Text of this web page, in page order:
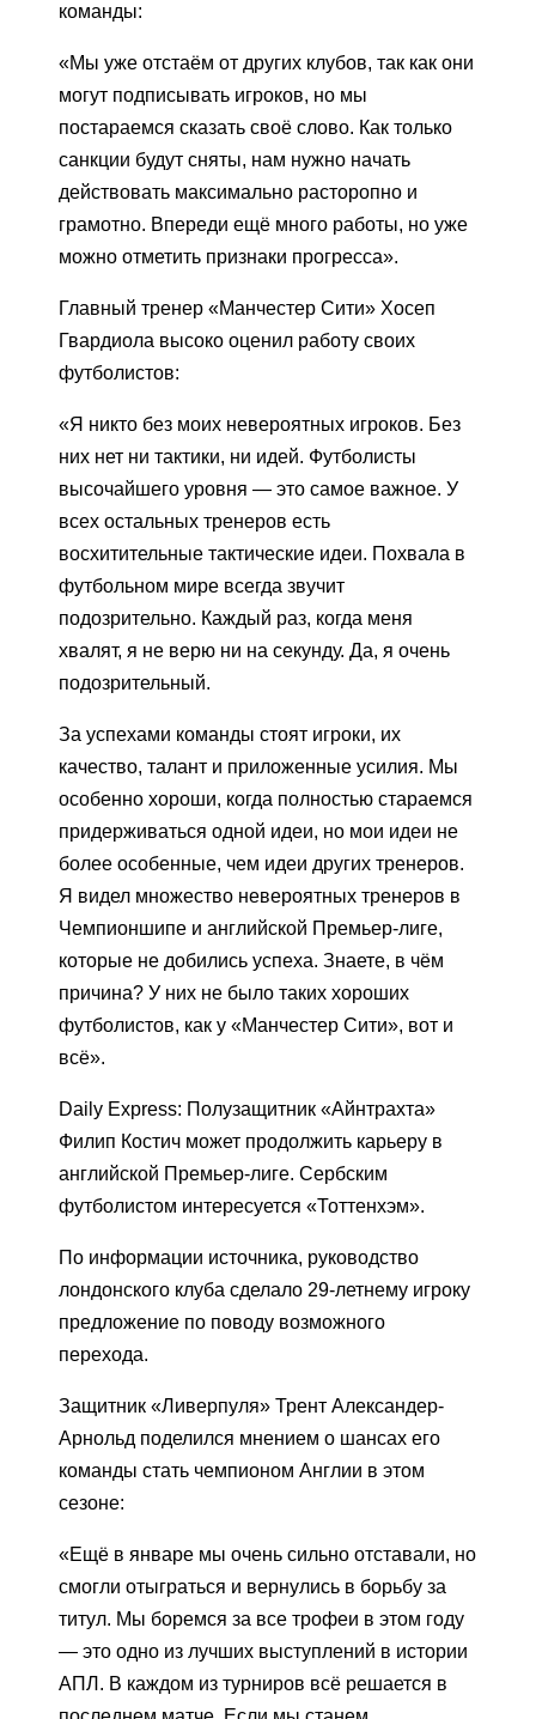
команды:
«Мы уже отстаём от других клубов, так как они
могут подписывать игроков, но мы
постараемся сказать своё слово. Как только
санкции будут сняты, нам нужно начать
действовать максимально расторопно и
грамотно. Впереди ещё много работы, но уже
можно отметить признаки прогресса».
Главный тренер «Манчестер Сити» Хосеп
Гвардиола высоко оценил работу своих
футболистов:
«Я никто без моих невероятных игроков. Без
них нет ни тактики, ни идей. Футболисты
высочайшего уровня — это самое важное. У
всех остальных тренеров есть
восхитительные тактические идеи. Похвала в
футбольном мире всегда звучит
подозрительно. Каждый раз, когда меня
хвалят, я не верю ни на секунду. Да, я очень
подозрительный.
За успехами команды стоят игроки, их
качество, талант и приложенные усилия. Мы
особенно хороши, когда полностью стараемся
придерживаться одной идеи, но мои идеи не
более особенные, чем идеи других тренеров.
Я видел множество невероятных тренеров в
Чемпионшипе и английской Премьер-лиге,
которые не добились успеха. Знаете, в чём
причина? У них не было таких хороших
футболистов, как у «Манчестер Сити», вот и
всё».
Daily Express: Полузащитник «Айнтрахта»
Филип Костич может продолжить карьеру в
английской Премьер-лиге. Сербским
футболистом интересуется «Тоттенхэм».
По информации источника, руководство
лондонского клуба сделало 29-летнему игроку
предложение по поводу возможного
перехода.
Защитник «Ливерпуля» Трент Александер-
Арнольд поделился мнением о шансах его
команды стать чемпионом Англии в этом
сезоне:
«Ещё в январе мы очень сильно отставали, но
смогли отыграться и вернулись в борьбу за
титул. Мы боремся за все трофеи в этом году
— это одно из лучших выступлений в истории
АПЛ. В каждом из турниров всё решается в